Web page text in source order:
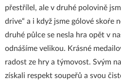
přestřílel, ale v druhé polovině
drive“ a i když jsme gólové skoŕe
druhé půlce se nesla hra opět v
odnášíme velikou. Krásné
radost ze hry a týmovost. Svým
získali respekt soupeřů a svou